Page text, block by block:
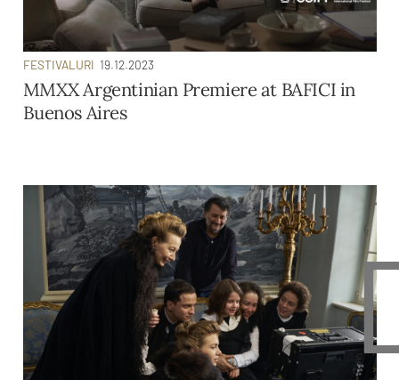
FESTIVALURI 19.12.2023
MMXX Argentinian Premiere at BAFICI in
Buenos Aires